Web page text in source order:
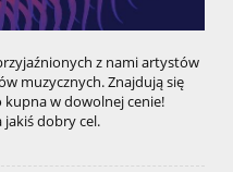
z nami artystów
muzycznych. Znajdują się
kupna w dowolnej cenie!
jakiś dobry cel.